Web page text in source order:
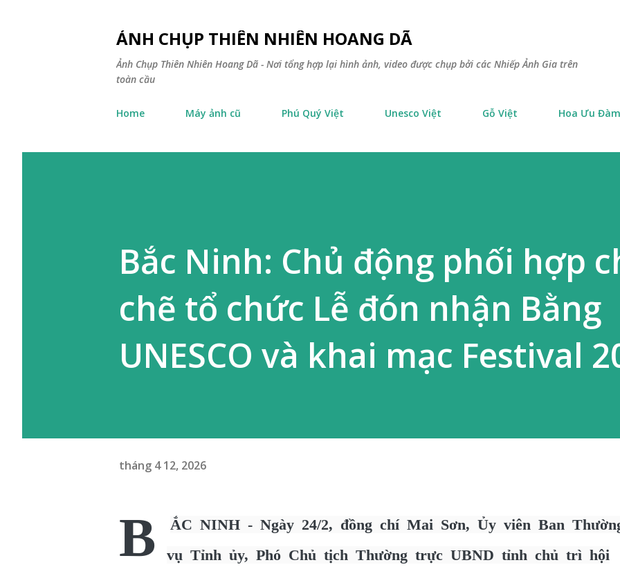
ẢNH CHỤP THIÊN NHIÊN HOANG DÃ
Ảnh Chụp Thiên Nhiên Hoang Dã - Nơi tổng hợp lại hình ảnh, video được chụp bởi các Nhiếp Ảnh Gia trên
toàn cầu
Home Máy ảnh cũ Phú Quý Việt Unesco Việt Gỗ Việt Hoa Ưu Đàm
Bắc Ninh: Chủ động phối hợp
chẽ tổ chức Lễ đón nhận Bằng
UNESCO và khai mạc Festival
tháng 4 12, 2026
B
ẮC NINH - Ngày 24/2, đồng chí Mai Sơn, Ủy viên Ban
vụ Tỉnh ủy, Phó Chủ tịch Thường trực UBND tỉnh chủ trì hội